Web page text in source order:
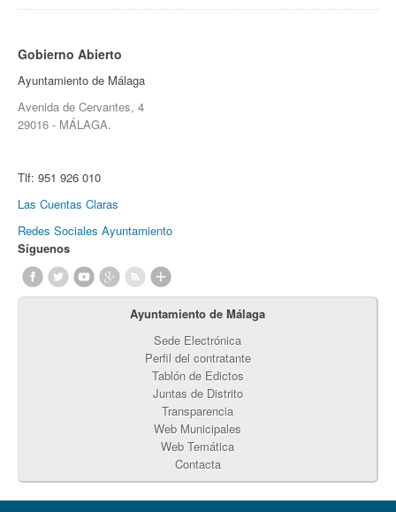
Gobierno Abierto
Ayuntamiento de Málaga
Avenida de Cervantes, 4
29016 - MÁLAGA.
Tlf: 951 926 010
Las Cuentas Claras
Redes Sociales Ayuntamiento
Síguenos
Ayuntamiento de Málaga
Sede Electrónica
Perfil del contratante
Tablón de Edictos
Juntas de Distrito
Transparencia
Web Municipales
Web Temática
Contacta